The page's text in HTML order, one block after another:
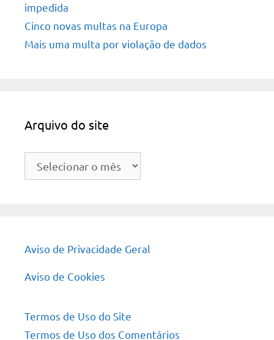
impedida
Cinco novas multas na Europa
Mais uma multa por violação de dados
Arquivo do site
Arquivo
Aviso de Privacidade Geral
Aviso de Cookies
Termos de Uso do Site
Termos de Uso dos Comentários